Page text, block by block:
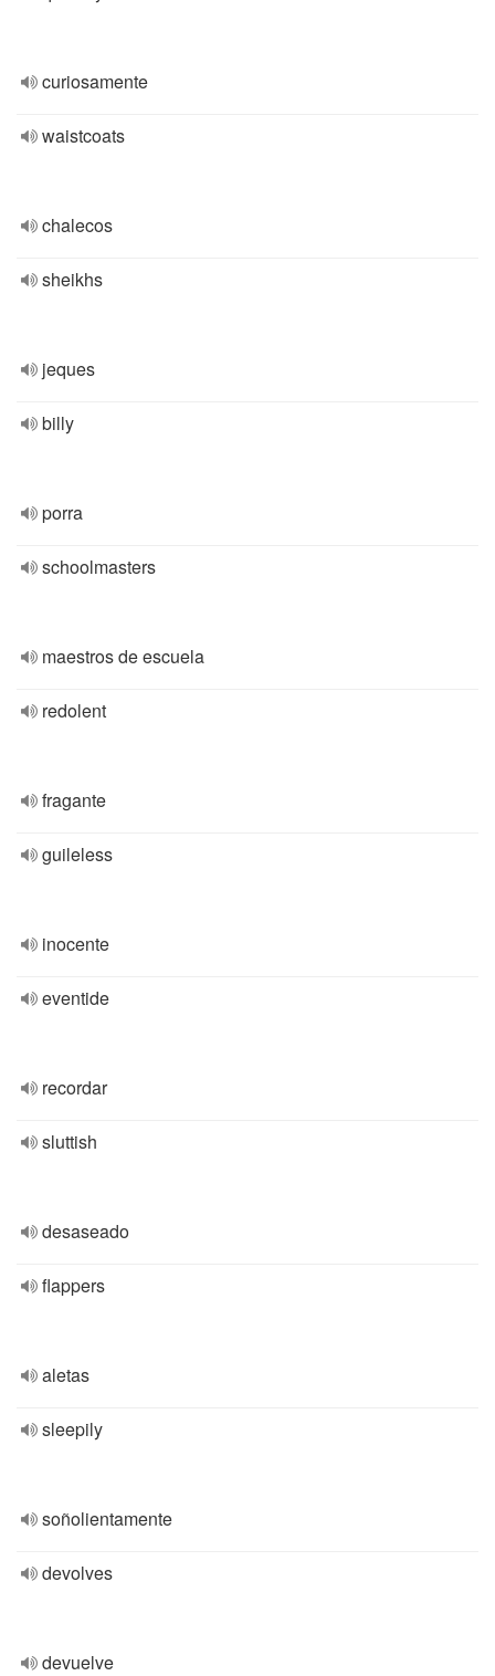
curiosamente
waistcoats
chalecos
sheikhs
jeques
billy
porra
schoolmasters
maestros de escuela
redolent
fragante
guileless
inocente
eventide
recordar
sluttish
desaseado
flappers
aletas
sleepily
soñolientamente
devolves
devuelve